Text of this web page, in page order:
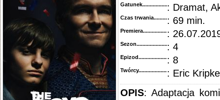
Gatunek...........................................
: Dramat,
Czas trwania......................................
: 69 min.
Premiera..........................................
:
Sezon.............................................
: 4
Epizod............................................
: 8
Twórcy...........................................
: Eric Kripke
OPIS: Adaptacja